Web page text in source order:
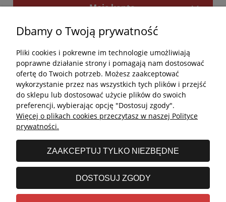
Moje konto
Płatności i dostawa
Kontakt
Kontakt
undefined
Godziny otwarcia salonu:
Poniedziałek - Piątek: 11:00 - 19:00
Sobota: 10:00 - 14:00
undefined © 2026 Wszelkie prawa zastrzeżone
Dbamy o Twoją prywatność
Pliki cookies i pokrewne im technologie umożliwiają
poprawne działanie strony i pomagają nam dostosować
ofertę do Twoich potrzeb. Możesz zaakceptować
wykorzystanie przez nas wszystkich tych plików i przejść
do sklepu lub dostosować użycie plików do swoich
preferencji, wybierając opcję "Dostosuj zgody".
Więcej o plikach cookies przeczytasz w naszej Polityce
prywatności.
ZAAKCEPTUJ TYLKO NIEZBĘDNE
DOSTOSUJ ZGODY